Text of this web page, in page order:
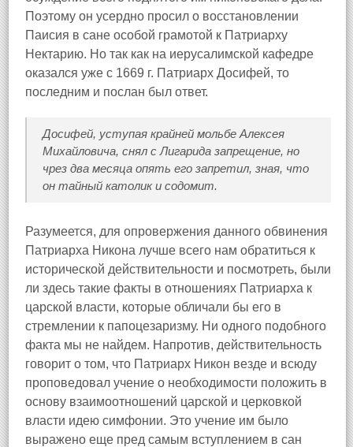
Поэтому он усердно просил о восстановлении
Паисия в сане особой грамотой к Патриарху
Нектарию. Но так как на иерусалимской кафедре
оказался уже с 1669 г. Патриарх Досифей, то
последним и послан был ответ.
Досифей, уступая крайней мольбе Алексея
Михайловича, снял с Лигарида запрещение, но
чрез два месяца опять его запретил, зная, что
он тайный католик и содомит.
Разумеется, для опровержения данного обвинения
Патриарха Никона лучше всего нам обратиться к
исторической действительности и посмотреть, были
ли здесь такие факты в отношениях Патриарха к
царской власти, которые обличали бы его в
стремлении к папоцезаризму. Ни одного подобного
факта мы не найдем. Напротив, действительность
говорит о том, что Патриарх Никон везде и всюду
проповедовал учение о необходимости положить в
основу взаимоотношений царской и церковкой
власти идею симфонии. Это учение им было
выражено еще пред самым вступлением в сан